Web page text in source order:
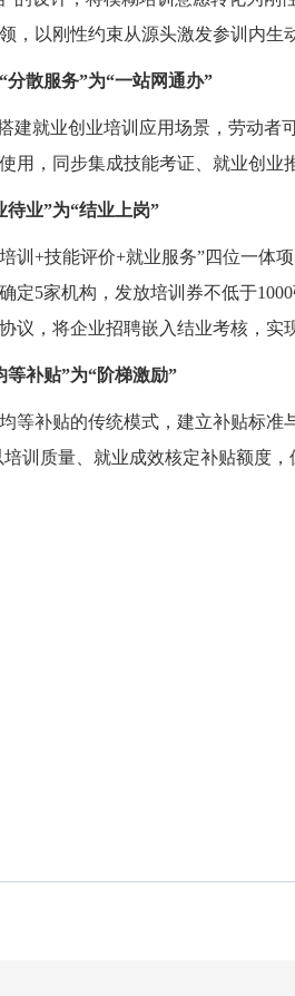
，以刚性约束从源头激发参训内生
“分散服务”为“一站网通办”
建就业创业培训应用场景，劳动
用，同步集成技能考证、就业创业
待业”为“结业上岗”
训+技能评价+就业服务”四位一体
定5家机构，发放培训券不低于
议，将企业招聘嵌入结业考核，实
等补贴”为“阶梯激励”
等补贴的传统模式，建立补贴标
训质量、就业成效核定补贴额度